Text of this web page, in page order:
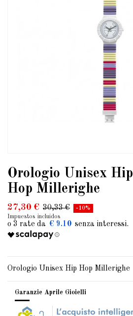
Orologio Unisex Hip
Hop Millerighe
27,30 € 30,33 € -10%
Impuestos incluidos
€ 9.10
Orologio Unisex Hip Hop Millerighe
Garanzie Aprile Gioielli